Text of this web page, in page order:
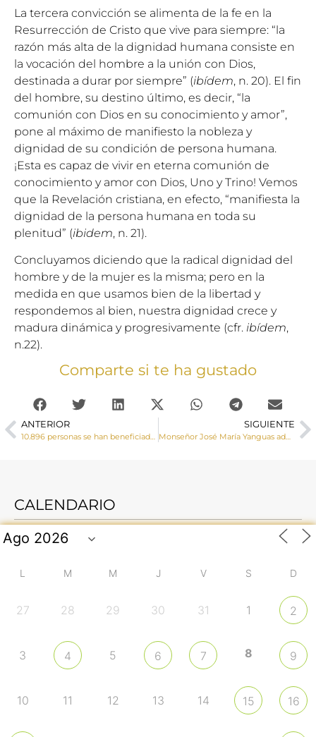
La tercera convicción se alimenta de la fe en la
Resurrección de Cristo que vive para siempre: “la
razón más alta de la dignidad humana consiste en
la vocación del hombre a la unión con Dios,
destinada a durar por siempre” (ibídem, n. 20). El fin
del hombre, su destino último, es decir, “la
comunión con Dios en su conocimiento y amor”,
pone al máximo de manifiesto la nobleza y
dignidad de su condición de persona humana.
¡Esta es capaz de vivir en eterna comunión de
conocimiento y amor con Dios, Uno y Trino! Vemos
que la Revelación cristiana, en efecto, “manifiesta la
dignidad de la persona humana en toda su
plenitud” (ibidem, n. 21).
Concluyamos diciendo que la radical dignidad del
hombre y de la mujer es la misma; pero en la
medida en que usamos bien de la libertad y
respondemos al bien, nuestra dignidad crece y
madura dinámica y progresivamente (cfr. ibídem,
n.22).
Comparte si te ha gustado
ANTERIOR SIGUIENTE
Monseñor José María Yanguas administra la Confirmación a un numero grupo de adolescentes en Mota del Cuervo
CALENDARIO
L M M J V S D
27 28 29 30 31 1 2
3 4 5 6 7 8 9
10 11 12 13 14 15 16